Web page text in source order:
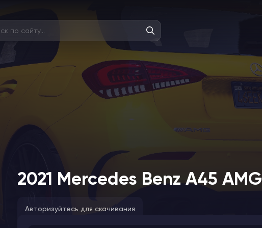
2021 Mercedes Benz A45 AMG
Авторизуйтесь для скачивания